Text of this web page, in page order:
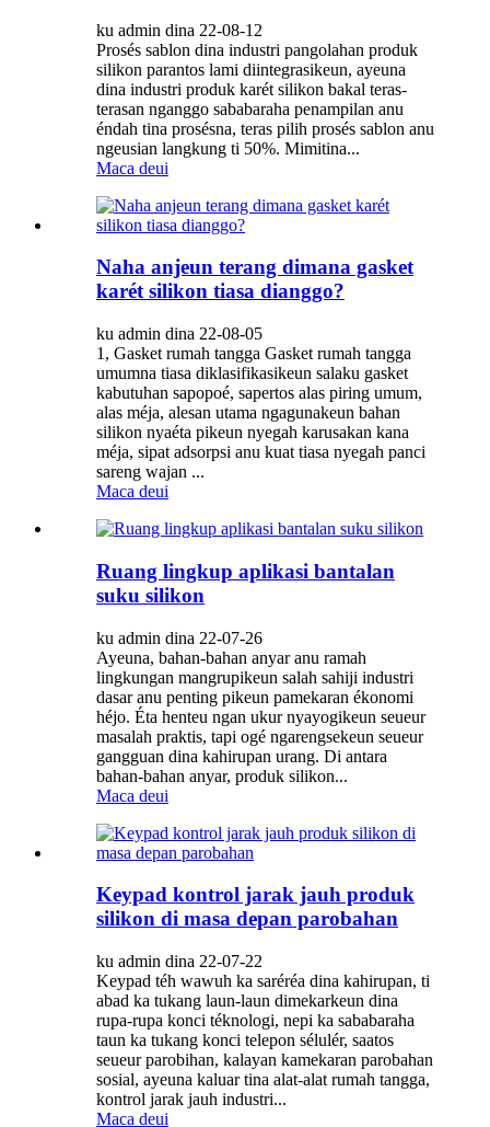
ku admin dina 22-08-12
Prosés sablon dina industri pangolahan produk
silikon parantos lami diintegrasikeun, ayeuna
dina industri produk karét silikon bakal teras-
terasan nganggo sababaraha penampilan anu
éndah tina prosésna, teras pilih prosés sablon anu
ngeusian langkung ti 50%. Mimitina...
Maca deui
Naha anjeun terang dimana gasket
karét silikon tiasa dianggo?
ku admin dina 22-08-05
1, Gasket rumah tangga Gasket rumah tangga
umumna tiasa diklasifikasikeun salaku gasket
kabutuhan sapopoé, sapertos alas piring umum,
alas méja, alesan utama ngagunakeun bahan
silikon nyaéta pikeun nyegah karusakan kana
méja, sipat adsorpsi anu kuat tiasa nyegah panci
sareng wajan ...
Maca deui
Ruang lingkup aplikasi bantalan
suku silikon
ku admin dina 22-07-26
Ayeuna, bahan-bahan anyar anu ramah
lingkungan mangrupikeun salah sahiji industri
dasar anu penting pikeun pamekaran ékonomi
héjo. Éta henteu ngan ukur nyayogikeun seueur
masalah praktis, tapi ogé ngarengsekeun seueur
gangguan dina kahirupan urang. Di antara
bahan-bahan anyar, produk silikon...
Maca deui
Keypad kontrol jarak jauh produk
silikon di masa depan parobahan
ku admin dina 22-07-22
Keypad téh wawuh ka saréréa dina kahirupan, ti
abad ka tukang laun-laun dimekarkeun dina
rupa-rupa konci téknologi, nepi ka sababaraha
taun ka tukang konci telepon sélulér, saatos
seueur parobihan, kalayan kamekaran parobahan
sosial, ayeuna kaluar tina alat-alat rumah tangga,
kontrol jarak jauh industri...
Maca deui